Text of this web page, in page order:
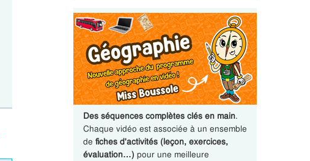
Des séquences complètes clés en main.
Chaque vidéo est associée à un ensemble
de fiches d'activités (leçon, exercices,
évaluation…) pour une meilleure